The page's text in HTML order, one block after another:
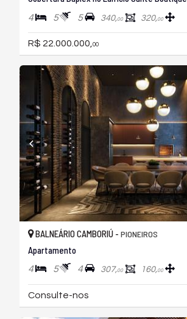
4 5 5 340,00 320,00
R$ 22.000.000,00
BALNEÁRIO CAMBORIÚ - PIONEIROS
Apartamento
4 5 4 307,00 160,00
Consulte-nos